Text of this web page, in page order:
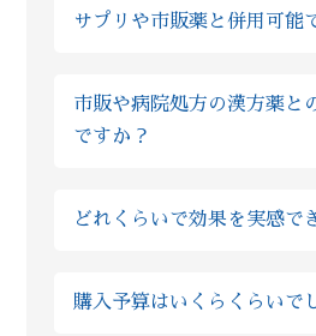
と比べても漢方の場合は副
ただければ、おくすりの専
答しますのでご安心ください
が気になるようでしたら砂
らのお声も多数いただいて
サプリや市販薬と併用可能
程間隔を空けていただけれ
ん。 また市販薬や病院で処
ご不安な場合は薬剤師に
市販や病院処方の漢方薬と
ですか？
専売品を扱っており、他店
た原料を使った製品となる
どれくらいで効果を実感で
からの生活アドバイスを取
購入予算はいくらくらいで